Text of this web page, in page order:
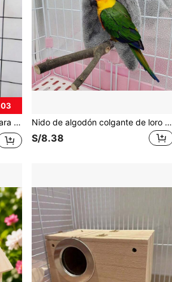
decoración y mascotas Nido de algodón colgante de loro mullido a prueba de viento y cálido, adecuado para pavo real, urraca, loro para evitar el viento y mantener el calor en otoño/invierno
S/8.38